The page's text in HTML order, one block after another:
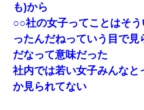
妻と同居し始めたときから、よく妻
い？音楽聞こえる」と言っていて…
も)から
○○社の女子ってことはそ
ったんだねっていう目で見
だなって意味だった
社内では若い女子みんなと
か見られてない